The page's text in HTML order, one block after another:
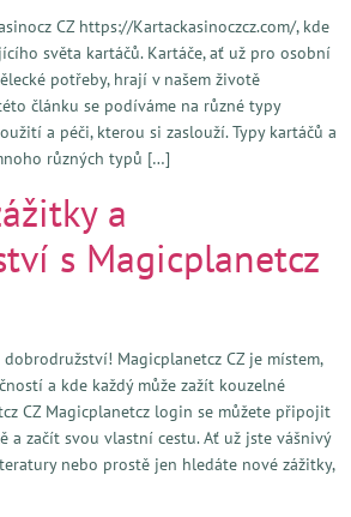
CZ https://Kartackasinoczcz.com/, kde
světa kartáčů. Kartáče, ať už pro osobní
potřeby, hrají v našem životě
článku se podíváme na různé typy
a péči, kterou si zaslouží. Typy kartáčů a
různých typů […]
a
s Magicplanetcz
Magicplanetcz CZ je místem,
a kde každý může zažít kouzelné
CZ Magicplanetcz login se můžete připojit
a začít svou vlastní cestu. Ať už jste vášnivý
nebo prostě jen hledáte nové zážitky,